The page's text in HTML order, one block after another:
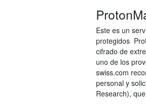
Este es un
protegidos
cifrado de
uno de los
swiss.com
personal y
Research),